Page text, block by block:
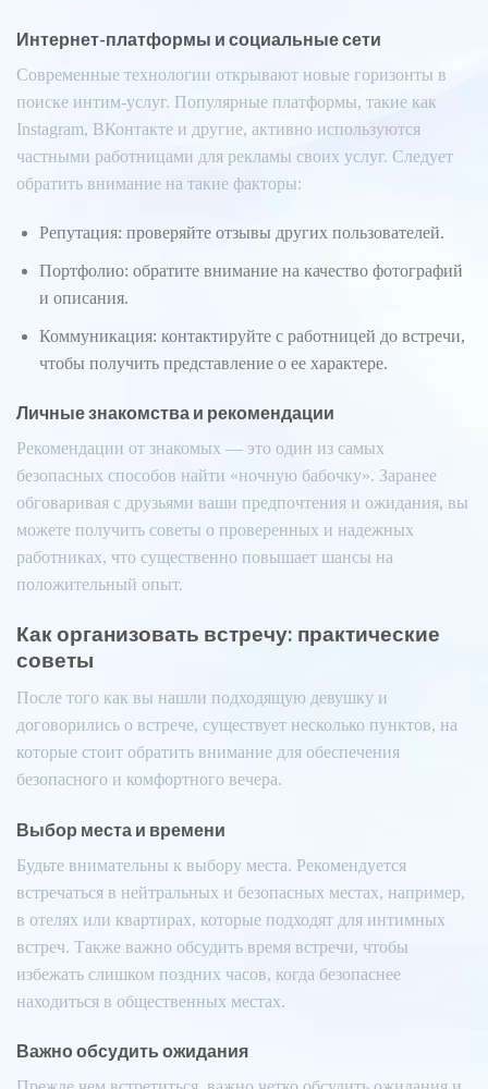
Интернет-платформы и социальные сети
Современные технологии открывают новые горизонты в
поиске интим-услуг. Популярные платформы, такие как
Instagram, ВКонтакте и другие, активно используются
частными работницами для рекламы своих услуг. Следует
обратить внимание на такие факторы:
Репутация: проверяйте отзывы других пользователей.
Портфолио: обратите внимание на качество фотографий
и описания.
Коммуникация: контактируйте с работницей до встречи,
чтобы получить представление о ее характере.
Личные знакомства и рекомендации
Рекомендации от знакомых — это один из самых
безопасных способов найти «ночную бабочку». Заранее
обговаривая с друзьями ваши предпочтения и ожидания, вы
можете получить советы о проверенных и надежных
работниках, что существенно повышает шансы на
положительный опыт.
Как организовать встречу: практические
советы
После того как вы нашли подходящую девушку и
договорились о встрече, существует несколько пунктов, на
которые стоит обратить внимание для обеспечения
безопасного и комфортного вечера.
Выбор места и времени
Будьте внимательны к выбору места. Рекомендуется
встречаться в нейтральных и безопасных местах, например,
в отелях или квартирах, которые подходят для интимных
встреч. Также важно обсудить время встречи, чтобы
избежать слишком поздних часов, когда безопаснее
находиться в общественных местах.
Важно обсудить ожидания